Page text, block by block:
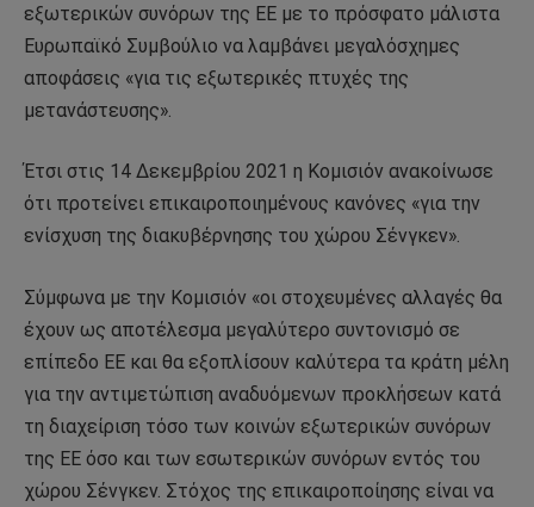
εξωτερικών συνόρων της ΕΕ με το πρόσφατο μάλιστα
Ευρωπαϊκό Συμβούλιο να λαμβάνει μεγαλόσχημες
αποφάσεις «για τις εξωτερικές πτυχές της
μετανάστευσης».
Έτσι στις 14 Δεκεμβρίου 2021 η Κομισιόν ανακοίνωσε
ότι προτείνει επικαιροποιημένους κανόνες «για την
ενίσχυση της διακυβέρνησης του χώρου Σένγκεν».
Σύμφωνα με την Κομισιόν «οι στοχευμένες αλλαγές θα
έχουν ως αποτέλεσμα μεγαλύτερο συντονισμό σε
επίπεδο ΕΕ και θα εξοπλίσουν καλύτερα τα κράτη μέλη
για την αντιμετώπιση αναδυόμενων προκλήσεων κατά
τη διαχείριση τόσο των κοινών εξωτερικών συνόρων
της ΕΕ όσο και των εσωτερικών συνόρων εντός του
χώρου Σένγκεν. Στόχος της επικαιροποίησης είναι να